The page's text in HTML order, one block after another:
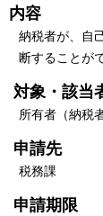
内容
納税者が、自
断することが
対象・該当
所有者（納税者
申請先
税務課
申請期限